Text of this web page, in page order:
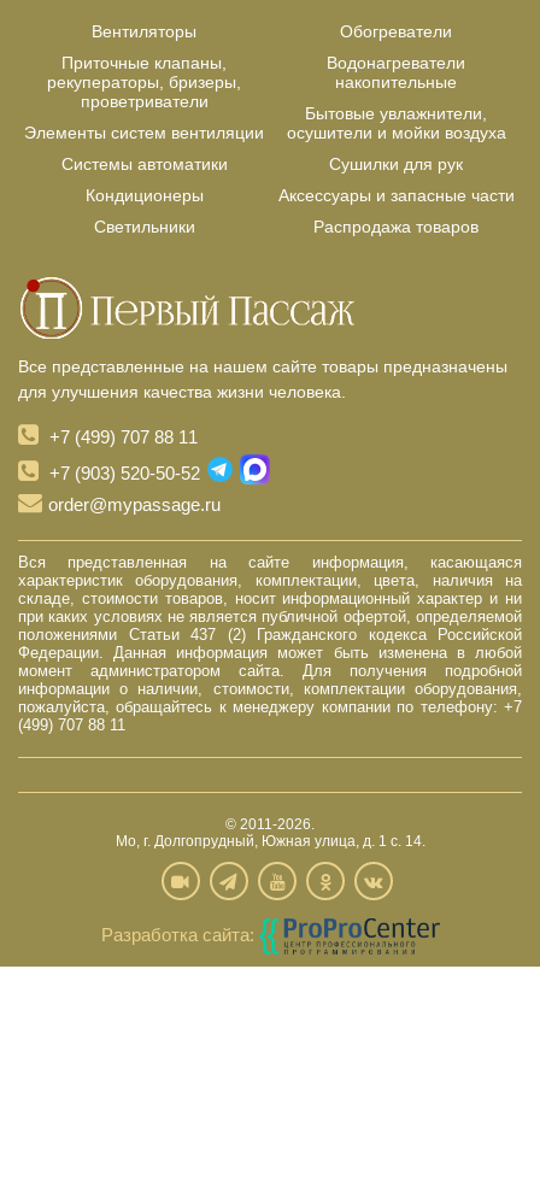
Вентиляторы
Приточные клапаны,
рекуператоры, бризеры,
проветриватели
Элементы систем вентиляции
Системы автоматики
Кондиционеры
Светильники
Обогреватели
Водонагреватели
накопительные
Бытовые увлажнители,
осушители и мойки воздуха
Сушилки для рук
Аксессуары и запасные части
Распродажа товаров
Все представленные на нашем сайте товары предназначены
для улучшения качества жизни человека.
+7 (499) 707 88 11
+7 (903) 520-50-52
order@mypassage.ru
Вся представленная на сайте информация, касающаяся
характеристик оборудования, комплектации, цвета, наличия на
складе, стоимости товаров, носит информационный характер и ни
при каких условиях не является публичной офертой, определяемой
положениями Статьи 437 (2) Гражданского кодекса Российской
Федерации. Данная информация может быть изменена в любой
момент администратором сайта. Для получения подробной
информации о наличии, стоимости, комплектации оборудования,
пожалуйста, обращайтесь к менеджеру компании по телефону: +7
(499) 707 88 11
© 2011-2026.
Мо, г. Долгопрудный, Южная улица, д. 1 с. 14.
Разработка сайта: